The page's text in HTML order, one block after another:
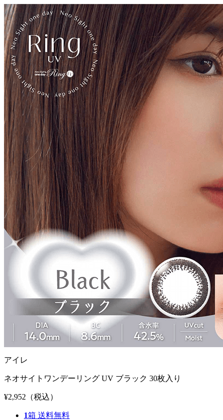
アイレ
ネオサイトワンデーリング UV ブラック 30枚入り
¥2,952 （税込）
1箱 送料無料